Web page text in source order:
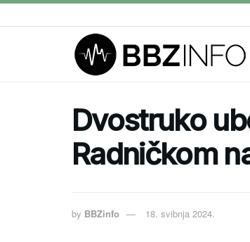
Dvostruko
Radničkom
by BBZinfo 18. svibnja 2024.